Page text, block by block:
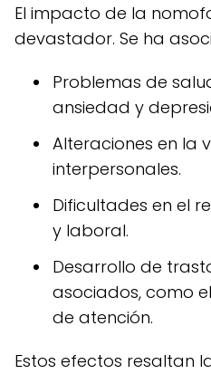
El impacto de la
devastador. Se ha
Problemas de
ansiedad y
Alteraciones en la
interpersonales.
Dificultades en el
y laboral.
Desarrollo de
asociados, como
de atención.
Estos efectos resaltan